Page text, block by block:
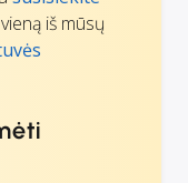
iš mūsų